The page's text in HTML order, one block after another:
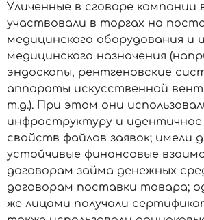
Уличенные в сговоре компании в
участвовали в торгах на
медицинского оборудования и
медицинского назначения
эндоскопы, рентгеновские
аппараты искусственной
т.д.). При этом они
инфраструктуру и
свойств файлов заявок; имели
устойчивые финансовые
договорам займа денежных
договорам поставки товара;
же лицами получали